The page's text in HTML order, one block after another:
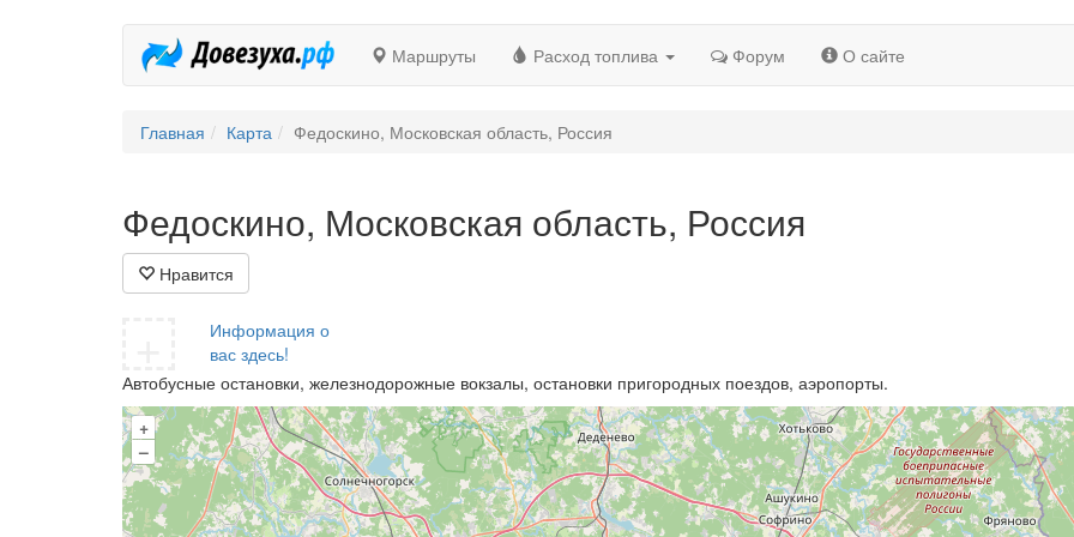
Маршруты Расход топлива Форум О сайте
Главная Карта Федоскино, Московская область, Россия
Федоскино, Московская область, Россия
Нравится
Информация о
вас здесь!
Автобусные остановки, железнодорожные вокзалы, остановки пригородных поездов, аэропорты.
+
–